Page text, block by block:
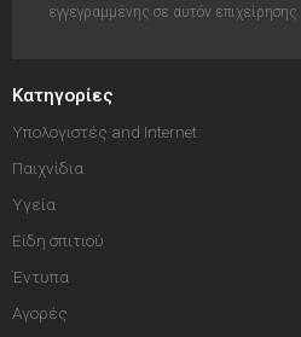
εγγεγραμμένης σε αυτόν επιχείρησης.
Κατηγορίες
Υπολογιστές and Internet
Παιχνίδια
Υγεία
Είδη σπιτιού
Έντυπα
Αγορές